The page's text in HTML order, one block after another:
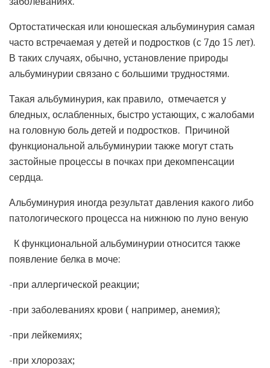
Ортостатическая или юношеская альбуминурия самая
часто встречаемая у детей и подростков (с 7до 15 лет).
В таких случаях, обычно, установление природы
альбуминурии связано с большими трудностями.
Такая альбуминурия, как правило, отмечается у
бледных, ослабленных, быстро устающих, с жалобами
на головную боль детей и подростков. Причиной
функциональной альбуминурии также могут стать
застойные процессы в почках при декомпенсации
сердца.
Альбуминурия иногда результат давления какого либо
патологического процесса на нижнюю по луно веную
К функциональной альбуминурии относится также
появление белка в моче:
-при аллергической реакции;
-при заболеваниях крови ( например, анемия);
-при лейкемиях;
-при хлорозах;